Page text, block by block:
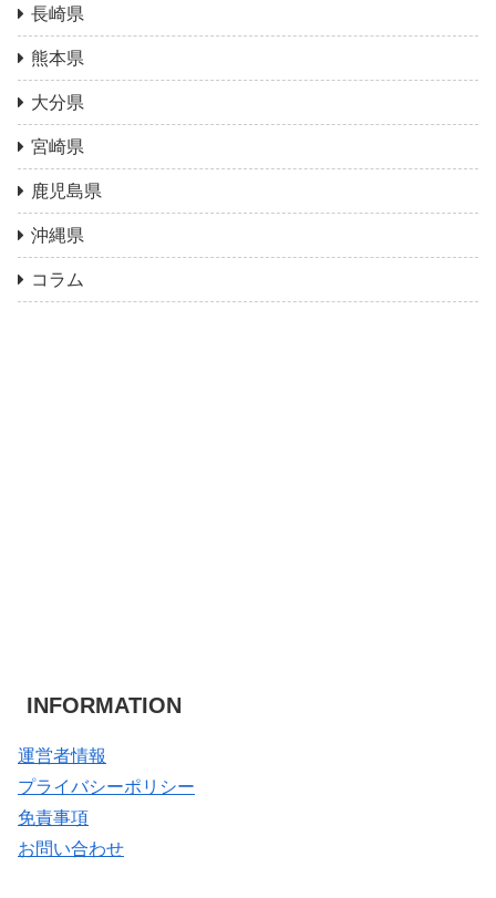
長崎県
熊本県
大分県
宮崎県
鹿児島県
沖縄県
コラム
INFORMATION
運営者情報
プライバシーポリシー
免責事項
お問い合わせ